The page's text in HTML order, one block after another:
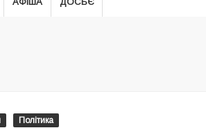
Політика